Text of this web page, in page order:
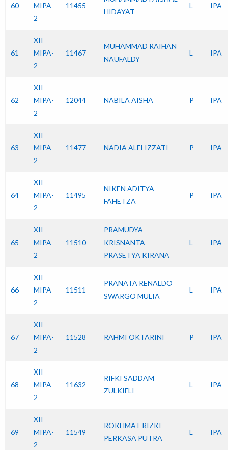
60
MIPA-
2
11455
HIDAYAT
L IPA
61
XII
MIPA-
2
11467
MUHAMMAD RAIHAN
NAUFALDY
L IPA
62
XII
MIPA-
2
12044 NABILA AISHA P IPA
63
XII
MIPA-
2
11477 NADIA ALFI IZZATI P IPA
64
XII
MIPA-
2
11495
NIKEN ADITYA
FAHETZA
P IPA
65
XII
MIPA-
2
11510
PRAMUDYA
KRISNANTA
PRASETYA KIRANA
L IPA
66
XII
MIPA-
2
11511
PRANATA RENALDO
SWARGO MULIA
L IPA
67
XII
MIPA-
2
11528 RAHMI OKTARINI P IPA
68
XII
MIPA-
2
11632
RIFKI SADDAM
ZULKIFLI
L IPA
69
XII
MIPA-
2
11549
ROKHMAT RIZKI
PERKASA PUTRA
L IPA